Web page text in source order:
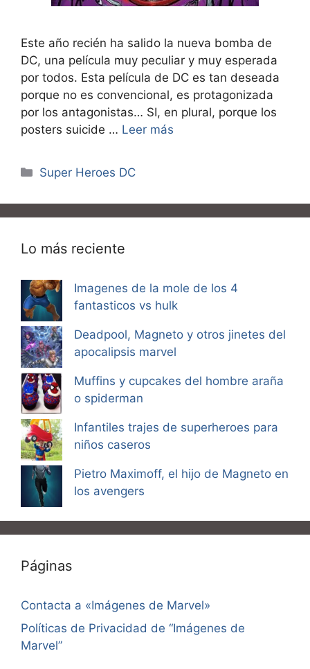
Este año recién ha salido la nueva bomba de
DC, una película muy peculiar y muy esperada
por todos. Esta película de DC es tan deseada
porque no es convencional, es protagonizada
por los antagonistas… SI, en plural, porque los
posters suicide … Leer más
Categorías
Super Heroes DC
Lo más reciente
Imagenes de la mole de los 4
fantasticos vs hulk
Deadpool, Magneto y otros jinetes del
apocalipsis marvel
Muffins y cupcakes del hombre araña
o spiderman
Infantiles trajes de superheroes para
niños caseros
Pietro Maximoff, el hijo de Magneto en
los avengers
Páginas
Contacta a «Imágenes de Marvel»
Políticas de Privacidad de “Imágenes de
Marvel”